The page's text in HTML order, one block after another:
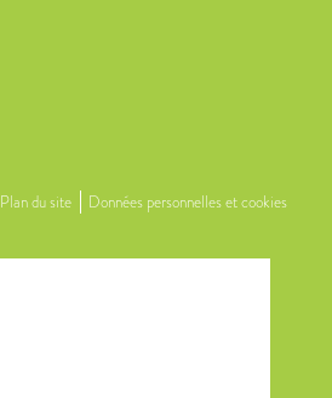
Plan du site Données personnelles et cookies